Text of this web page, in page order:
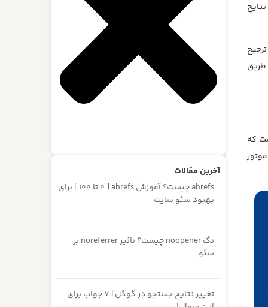
طریق
که
آخرین مقالات
ahrefs چیست؟ آموزش ahrefs [ 0 تا 100 ] برای
بهبود سئو سایت
تگ noopener چیست؟ تاثیر noreferrer بر
سئو
تغییر نتایج جستجو در گوگل | 7 جواب برای